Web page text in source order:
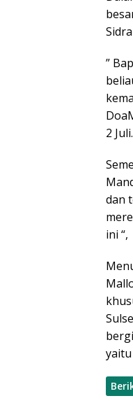
”
2 Juli.
dan
ini